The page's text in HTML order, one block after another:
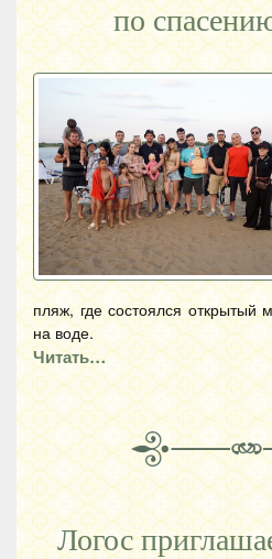
по
пляж, где состоялся открытый
на воде.
Читать…
Логос